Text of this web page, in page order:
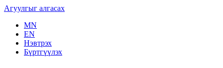
Агуулгыг алгасах
MN
EN
Нэвтрэх
Бүртгүүлэх